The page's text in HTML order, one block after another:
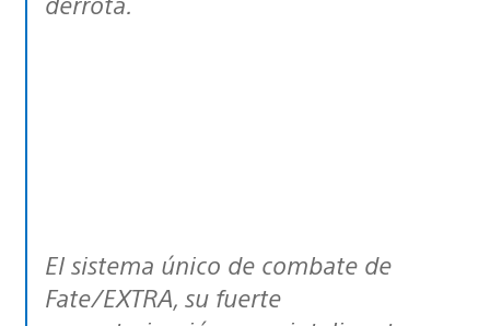
El sistema único de combate de
Fate/EXTRA, su fuerte